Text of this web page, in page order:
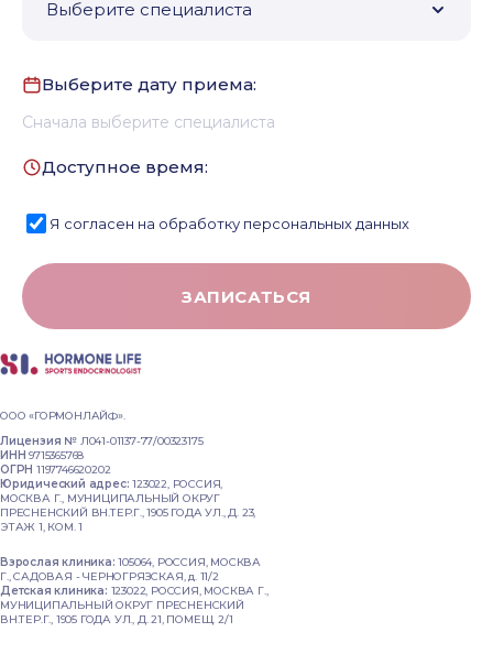
Выберите дату приема:
Сначала выберите специалиста
Доступное время:
Я согласен на обработку персональных данных
ЗАПИСАТЬСЯ
ООО «ГОРМОНЛАЙФ».
Лицензия № Л041-01137-77/00323175
ИНН 9715365768
ОГРН 1197746620202
Юридический адрес:123022, РОССИЯ,
МОСКВА Г., МУНИЦИПАЛЬНЫЙ ОКРУГ
ПРЕСНЕНСКИЙ ВН.ТЕР.Г., 1905 ГОДА УЛ., Д. 23,
ЭТАЖ 1, КОМ. 1
Взрослая клиника: 105064, РОССИЯ, МОСКВА
Г., САДОВАЯ - ЧЕРНОГРЯЗСКАЯ, д. 11/2
Детская клиника: 123022, РОССИЯ, МОСКВА Г.,
МУНИЦИПАЛЬНЫЙ ОКРУГ ПРЕСНЕНСКИЙ
ВН.ТЕР.Г., 1905 ГОДА УЛ., Д. 21, ПОМЕЩ. 2/1